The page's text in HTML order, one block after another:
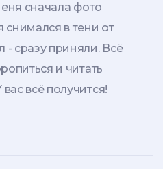
сначала фото
снимался в тени от
- сразу приняли. Всё
и читать
всё получится!